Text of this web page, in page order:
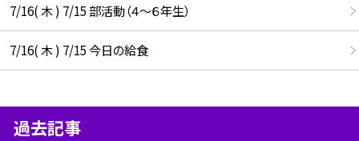
7/16( 木 ) 7/15 部活動（４～６年生）
7/16( 木 ) 7/15 今日の給食
過去記事